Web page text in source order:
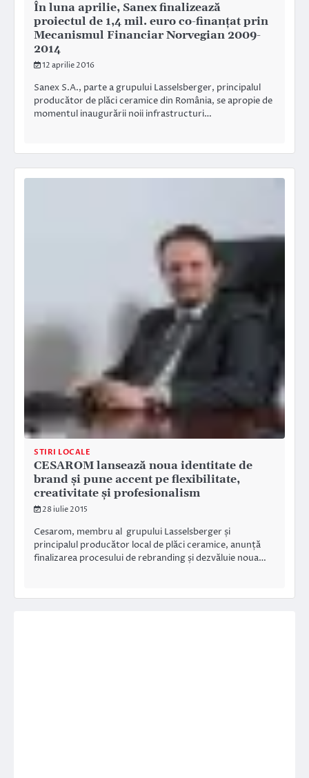
În luna aprilie, Sanex finalizează
proiectul de 1,4 mil. euro co-finanţat prin
Mecanismul Financiar Norvegian 2009-
2014
12 aprilie 2016
Sanex S.A., parte a grupului Lasselsberger, principalul
producător de plăci ceramice din România, se apropie de
momentul inaugurării noii infrastructuri…
STIRI LOCALE
CESAROM lansează noua identitate de
brand şi pune accent pe flexibilitate,
creativitate și profesionalism
28 iulie 2015
Cesarom, membru al grupului Lasselsberger și
principalul producător local de plăci ceramice, anunță
finalizarea procesului de rebranding și dezvăluie noua…